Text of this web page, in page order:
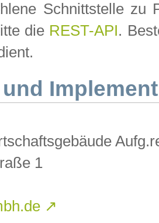
Schnittstelle zu
die REST-API.
1
↗